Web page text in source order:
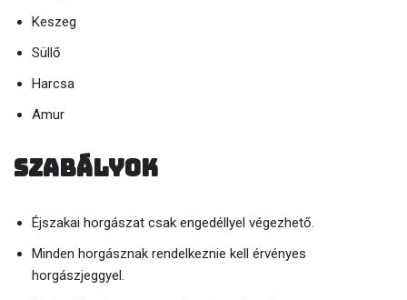
Keszeg
Süllő
Harcsa
Amur
Szabályok
Éjszakai horgászat csak engedéllyel végezhető.
Minden horgásznak rendelkeznie kell érvényes
horgászjeggyel.